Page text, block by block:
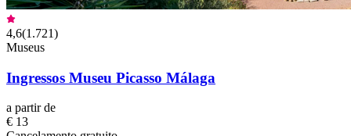
4,6(1.721)
Museus
Ingressos Museu Picasso Málaga
a partir de
€ 13